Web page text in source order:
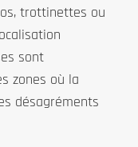
trottinettes ou
sont
zones où la
désagréments